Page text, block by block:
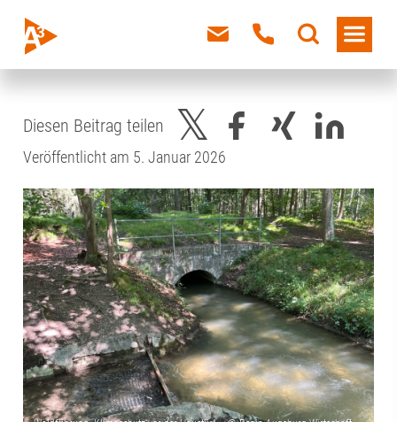
Diesen Beitrag teilen
Veröffentlicht am 5. Januar 2026